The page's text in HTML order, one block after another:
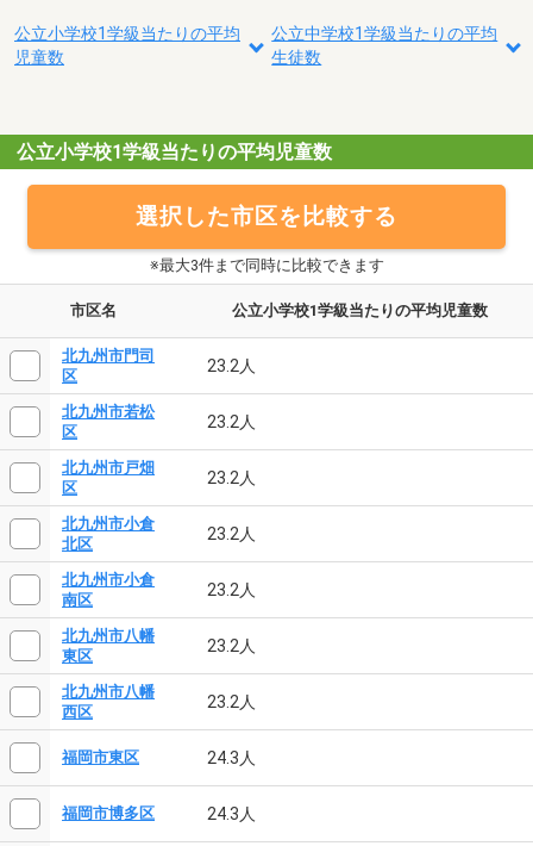
公立小学校1学級当たりの平均
児童数
公立中学校1学級当たりの平均
生徒数
公立小学校1学級当たりの平均児童数
選択した市区を比較する
※最大3件まで同時に比較できます
市区名 公立小学校1学級当たりの平均児童数
北九州市門司
区
23.2人
北九州市若松
区
23.2人
北九州市戸畑
区
23.2人
北九州市小倉
北区
23.2人
北九州市小倉
南区
23.2人
北九州市八幡
東区
23.2人
北九州市八幡
西区
23.2人
福岡市東区 24.3人
福岡市博多区 24.3人